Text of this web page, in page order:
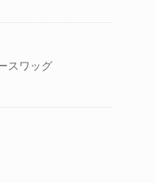
スワッグ